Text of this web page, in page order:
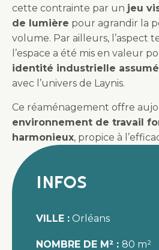
cette contrainte par un jeu
de lumière pour agrandir la
volume. Par ailleurs, l’aspect
l’espace a été mis en valeur
identité industrielle
avec l’univers de Laynis.
Ce réaménagement offre
environnement de travail
harmonieux, propice à
Infos
VILLE : Orléans
NOMBRE DE M² : 80 m²